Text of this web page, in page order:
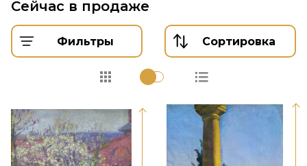
Сейчас в продаже
Фильтры Сортировка